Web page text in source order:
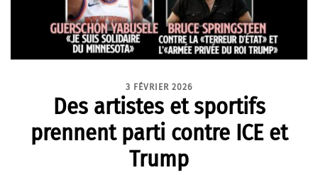
3 FÉVRIER 2026
Des artistes et sportifs
prennent parti contre ICE et
Trump